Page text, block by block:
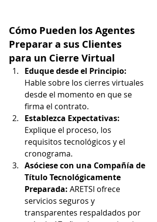
Cómo Pueden los Agentes
Preparar a sus Clientes
para un Cierre Virtual
Eduque desde el Principio:
Hable sobre los cierres virtuales
desde el momento en que se
firma el contrato.
Establezca Expectativas:
Explique el proceso, los
requisitos tecnológicos y el
cronograma.
Asóciese con una Compañía de
Título Tecnológicamente
Preparada: ARETSI ofrece
servicios seguros y
transparentes respaldados por